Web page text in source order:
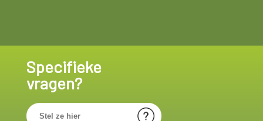
Specifieke
vragen?